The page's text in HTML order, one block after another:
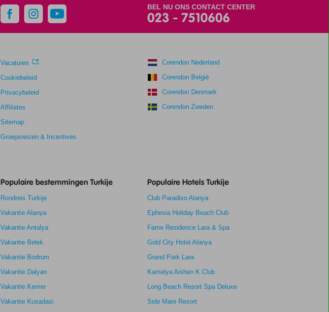
BEL NU ONS CONTACT CENTER
023 - 7510606
Vacatures
Cookiebeleid
Privacybeleid
Affiliates
Sitemap
Groepsreizen & Incentives
Corendon Nederland
Corendon België
Corendon Denmark
Corendon Zweden
Populaire bestemmingen Turkije
Rondreis Turkije
Vakantie Alanya
Vakantie Antalya
Vakantie Belek
Vakantie Bodrum
Vakantie Dalyan
Vakantie Kemer
Vakantie Kusadasi
Populaire Hotels Turkije
Club Paradiso Alanya
Ephesia Holiday Beach Club
Fame Residence Lara & Spa
Gold City Hotel Alanya
Grand Park Lara
Kamelya Aishen K Club
Long Beach Resort Spa Deluxe
Side Mare Resort